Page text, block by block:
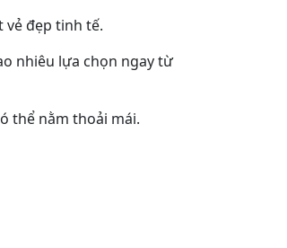
vẻ đẹp tinh tế.
nhiêu lựa chọn ngay từ
thể nằm thoải mái.